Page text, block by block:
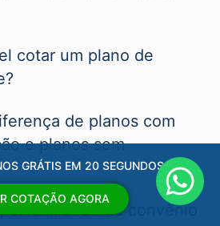
cotar um plano de
de planos com
e planos sem
de convênio
GRÁTIS EM 20 SEGUNDOS
COTAÇÃO AGORA